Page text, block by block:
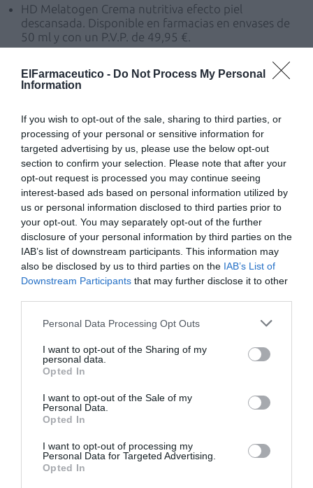
ElFarmaceutico - Do Not Process My Personal
Information
If you wish to opt-out of the sale, sharing to third parties, or
processing of your personal or sensitive information for
targeted advertising by us, please use the below opt-out
section to confirm your selection. Please note that after your
opt-out request is processed you may continue seeing
interest-based ads based on personal information utilized by
us or personal information disclosed to third parties prior to
your opt-out. You may separately opt-out of the further
disclosure of your personal information by third parties on the
IAB’s list of downstream participants. This information may
also be disclosed by us to third parties on the IAB’s List of
Downstream Participants that may further disclose it to other
Personal Data Processing Opt Outs
I want to opt-out of the Sharing of my
personal data.
Opted In
I want to opt-out of the Sale of my
Personal Data.
Opted In
I want to opt-out of processing my
Personal Data for Targeted Advertising.
Opted In
HD Melatogen Crema nutritiva efecto piel
descansada. Disponible en farmacias en envases de
50 ml y con un P.V.P. de 49,95 €.
AñadirEl Farmacéuticocomo fuente preferida
de Google de forma gratuita
ACTIVAR AHORA
Tags
dermatología Hidratación piel
Otras noticias destacadas
HD BOTULIFT sérum para reducir
línea para prevenir y tratar los
signos del envejecimiento